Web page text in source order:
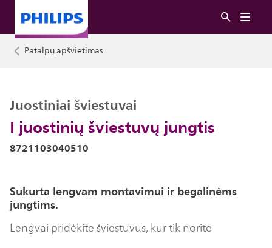
Patalpų apšvietimas
I juostinių šviestuvų jungtis
Juostiniai šviestuvai
8721103040510
Sukurta lengvam montavimui ir begalinėms
jungtims.
Lengvai pridėkite šviestuvus, kur tik norite